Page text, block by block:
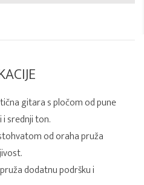
gitara s pločom od pune
i srednji ton.
od oraha pruža
dodatnu podršku i